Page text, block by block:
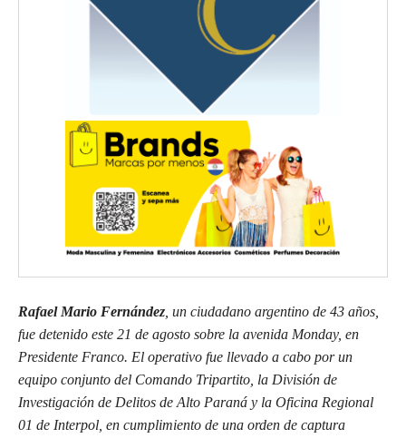
Rafael Mario Fernández , un ciudadano argentino de 43 años,
fue detenido este 21 de agosto sobre la avenida Monday, en
Presidente Franco. El operativo fue llevado a cabo por un
equipo conjunto del Comando Tripartito, la División de
Investigación de Delitos de Alto Paraná y la Oficina Regional
01 de Interpol, en cumplimiento de una orden de captura